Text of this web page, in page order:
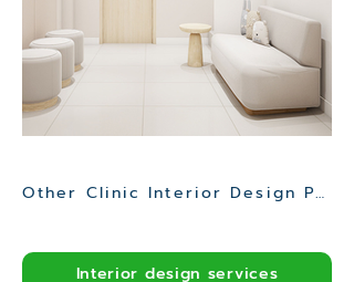
Other Clinic Interior Design Project>>
Interior design services